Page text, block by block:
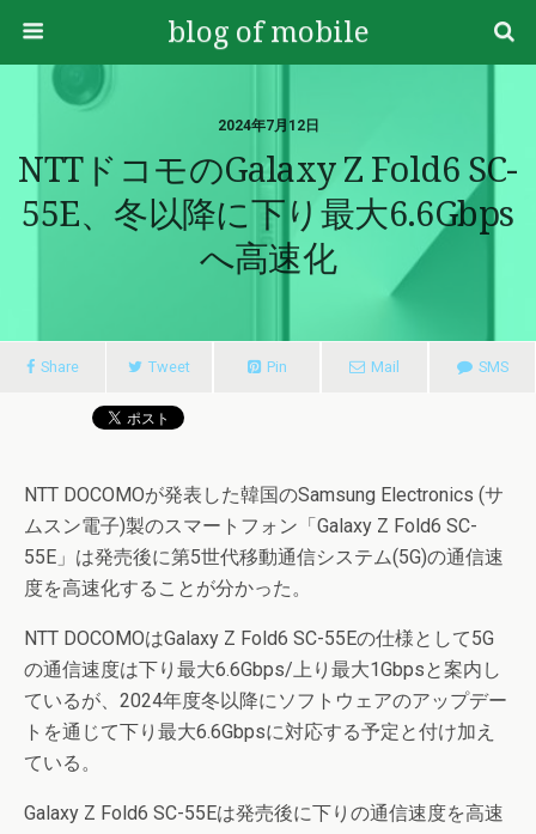
blog of mobile
2024年7月12日
NTTドコモのGalaxy Z Fold6 SC-
55E、冬以降に下り最大6.6Gbps
へ高速化
Share Tweet Pin Mail SMS
NTT DOCOMOが発表した韓国のSamsung Electronics (サ
ムスン電子)製のスマートフォン「Galaxy Z Fold6 SC-
55E」は発売後に第5世代移動通信システム(5G)の通信速
度を高速化することが分かった。
NTT DOCOMOはGalaxy Z Fold6 SC-55Eの仕様として5G
の通信速度は下り最大6.6Gbps/上り最大1Gbpsと案内し
ているが、2024年度冬以降にソフトウェアのアップデー
トを通じて下り最大6.6Gbpsに対応する予定と付け加え
ている。
Galaxy Z Fold6 SC-55Eは発売後に下りの通信速度を高速